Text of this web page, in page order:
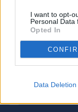
I want to opt-
Personal Data
Opted In
Data Deletion